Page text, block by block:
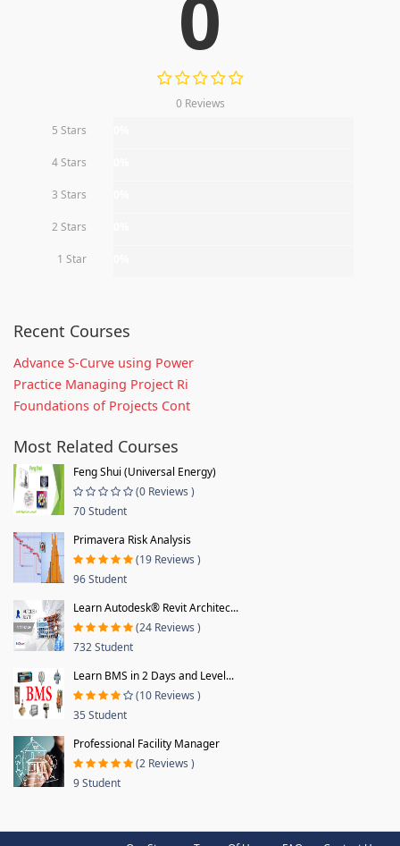
0 Reviews
5 Stars
4 Stars
3 Stars
2 Stars
1 Star
Recent Courses
Advance S-Curve using Power
Practice Managing Project Ri
Foundations of Projects Cont
Most Related Courses
Feng Shui (Universal Energy)
(0 Reviews )
70 Student
Primavera Risk Analysis
(19 Reviews )
96 Student
Learn Autodesk® Revit Architec...
(24 Reviews )
732 Student
Learn BMS in 2 Days and Level...
(10 Reviews )
35 Student
Professional Facility Manager
(2 Reviews )
9 Student